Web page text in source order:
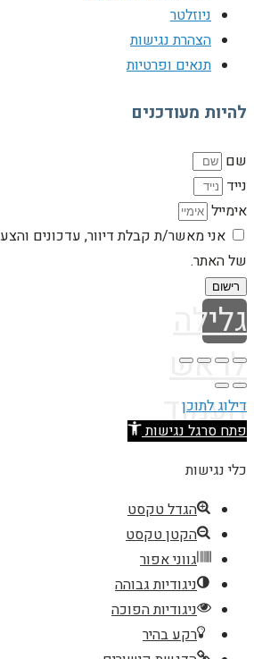
ניוזלטר
הצהרת נגישות
תנאים ופרטיות
להיות מעודכנים
שם
נייד
אימייל
אני מאשר/ת קבלת דיוור, עדכונים
של האתר.
רישום
גלילה
לראש
העמוד
דילוג לתוכן
פתח סרגל נגישות
כלי נגישות
הגדל טקסט
הקטן טקסט
גווני אפור
ניגודיות גבוהה
ניגודיות הפוכה
רקע בהיר